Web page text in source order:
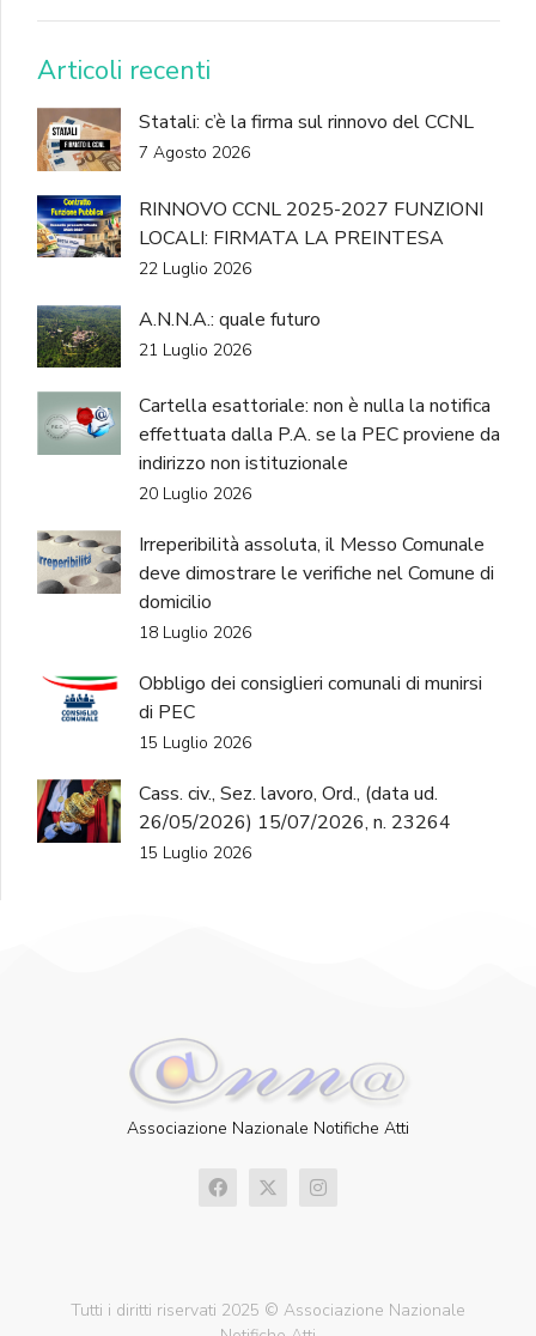
DONA
Articoli recenti
Statali: c’è la firma sul rinnovo del CCNL
7 Agosto 2026
RINNOVO CCNL 2025-2027 FUNZIONI
LOCALI: FIRMATA LA PREINTESA
22 Luglio 2026
A.N.N.A.: quale futuro
21 Luglio 2026
Cartella esattoriale: non è nulla la notifica
effettuata dalla P.A. se la PEC proviene da
indirizzo non istituzionale
20 Luglio 2026
Irreperibilità assoluta, il Messo Comunale
deve dimostrare le verifiche nel Comune di
domicilio
18 Luglio 2026
Obbligo dei consiglieri comunali di munirsi
di PEC
15 Luglio 2026
Cass. civ., Sez. lavoro, Ord., (data ud.
26/05/2026) 15/07/2026, n. 23264
15 Luglio 2026
Associazione Nazionale Notifiche Atti
Tutti i diritti riservati 2025 © Associazione Nazionale